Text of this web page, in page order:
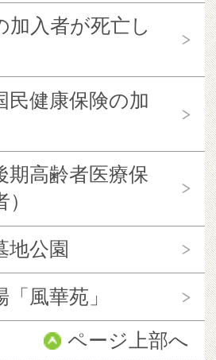
加入者が死亡し
民健康保険の加
期高齢者医療保
地公園
風華苑」
ページ上部へ